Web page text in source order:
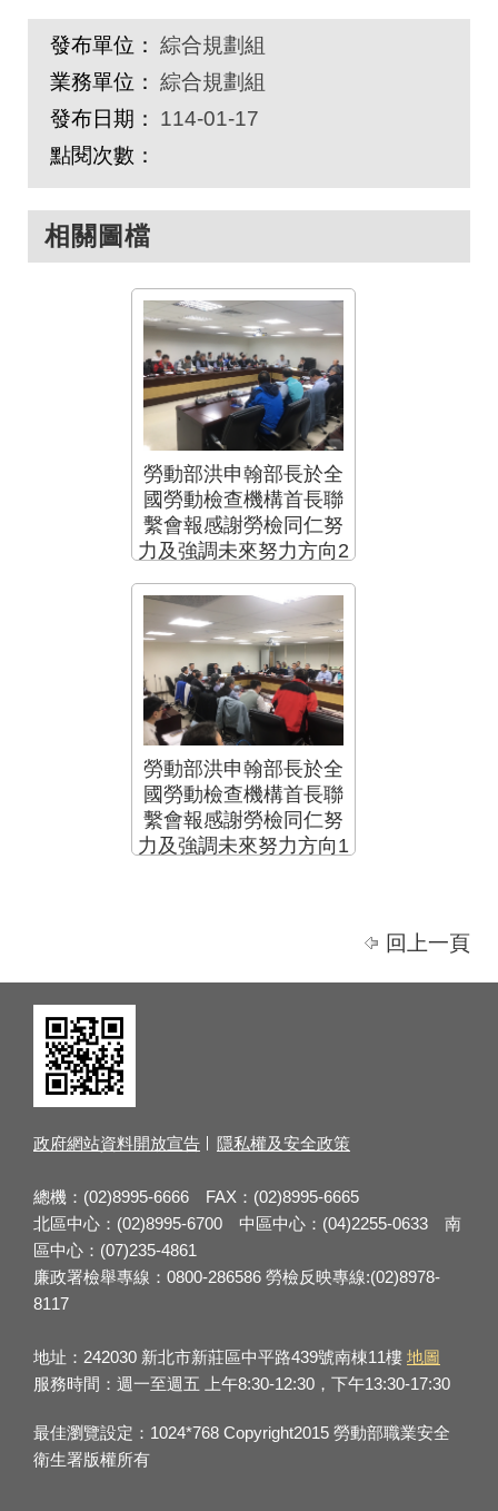
發布單位： 綜合規劃組
業務單位： 綜合規劃組
發布日期：
114-01-17
點閱次數：
相關圖檔
勞動部洪申翰部長於全
國勞動檢查機構首長聯
繫會報感謝勞檢同仁努
力及強調未來努力方向2
勞動部洪申翰部長於全
國勞動檢查機構首長聯
繫會報感謝勞檢同仁努
力及強調未來努力方向1
回上一頁
政府網站資料開放宣告 隱私權及安全政策
總機：(02)8995-6666 FAX：(02)8995-6665
北區中心：(02)8995-6700 中區中心：(04)2255-0633 南
區中心：(07)235-4861
廉政署檢舉專線：0800-286586 勞檢反映專線:(02)8978-
8117
地址：242030 新北市新莊區中平路439號南棟11樓 地圖
服務時間：週一至週五 上午8:30-12:30，下午13:30-17:30
最佳瀏覽設定：1024*768 Copyright2015 勞動部職業安全
衛生署版權所有